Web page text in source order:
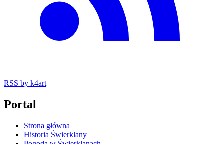
RSS by k4art
Portal
Strona główna
Historia Świerklany